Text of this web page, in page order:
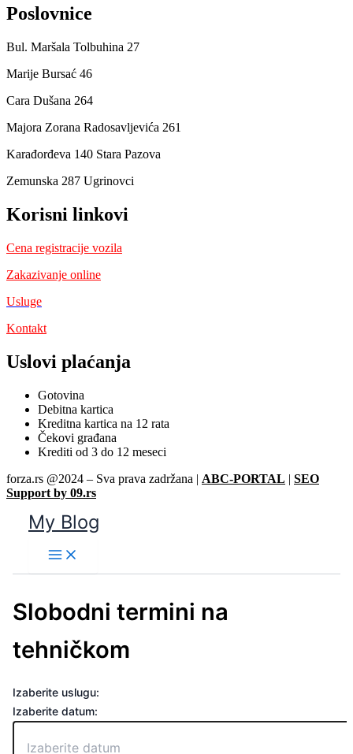
Poslovnice
Bul. Maršala Tolbuhina 27
Marije Bursać 46
Cara Dušana 264
Majora Zorana Radosavljevića 261
Karađorđeva 140 Stara Pazova
Zemunska 287 Ugrinovci
Korisni linkovi
Cena registracije vozila
Zakazivanje online
Usluge
Kontakt
Uslovi plaćanja
Gotovina
Debitna kartica
Kreditna kartica na 12 rata
Čekovi građana
Krediti od 3 do 12 meseci
forza.rs @2024 – Sva prava zadržana | ABC-PORTAL | SEO
Support by 09.rs